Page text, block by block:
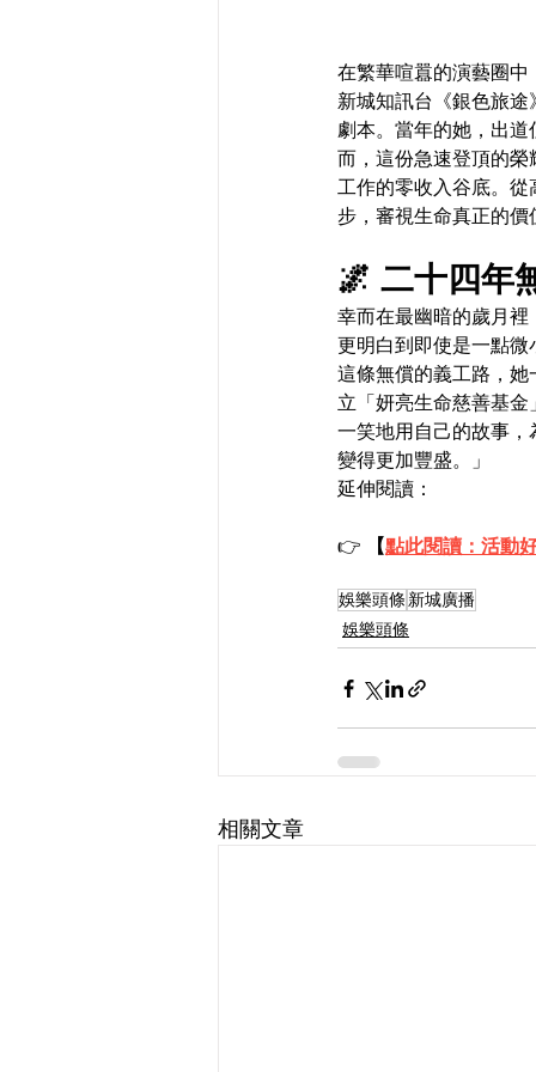
在繁華喧囂的演藝圈
新城知訊台《銀色旅
劇本。當年的她，出
而，這份急速登頂的
工作的零收入谷底。
步，審視生命真正的價
🌌 二十四年
幸而在最幽暗的歲月
更明白到即使是一點
這條無償的義工路，
立「妍亮生命慈善基
一笑地用自己的故事
變得更加豐盛。」
延伸閱讀：
👉 【點此閱讀：活動
娛樂頭條 新城廣播
娛樂頭條
相關文章